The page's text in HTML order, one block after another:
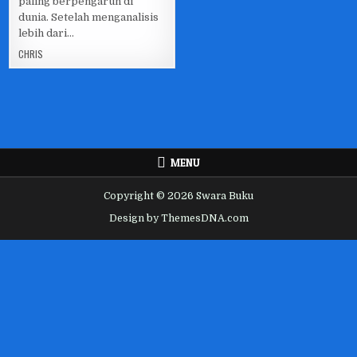
dunia. Setelah menganalisis
lebih dari…
CHRIS
MENU
Copyright © 2026 Swara Buku
Design by ThemesDNA.com